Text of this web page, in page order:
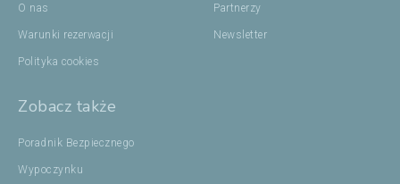
O nas
Warunki rezerwacji
Polityka cookies
Partnerzy
Newsletter
Zobacz także
Poradnik Bezpiecznego
Wypoczynku